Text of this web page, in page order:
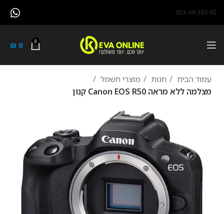
053-49-380-92
0
₪ 0
עמוד הבית חנות
מוצרי חשמל
מצלמה ‏ללא מראה Canon EOS R50 קנון